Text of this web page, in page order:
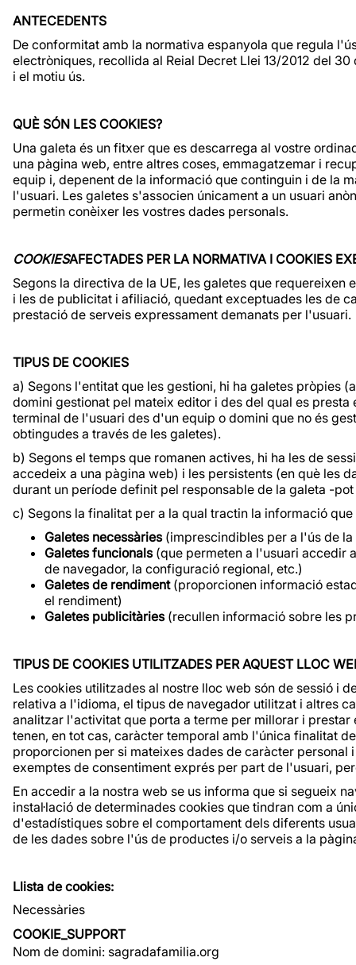
ANTECEDENTS
De conformitat amb la normativa espanyola que regula
electròniques, recollida al Reial Decret Llei 13/2012 del
i el motiu ús.
QUÈ SÓN LES COOKIES?
Una galeta és un fitxer que es descarrega al vostre
una pàgina web, entre altres coses, emmagatzemar i
equip i, depenent de la informació que continguin i de la
l'usuari. Les galetes s'associen únicament a un usuari
permetin conèixer les vostres dades personals.
COOKIESAFECTADES PER LA NORMATIVA I COOKIES
Segons la directiva de la UE, les galetes que
i les de publicitat i afiliació, quedant exceptuades les de
prestació de serveis expressament demanats per l'usuari.
TIPUS DE COOKIES
a) Segons l'entitat que les gestioni, hi ha galetes pròpies
domini gestionat pel mateix editor i des del qual es
terminal de l'usuari des d'un equip o domini que no és
obtingudes a través de les galetes).
b) Segons el temps que romanen actives, hi ha les de
accedeix a una pàgina web) i les persistents (en què les
durant un període definit pel responsable de la galeta -
c) Segons la finalitat per a la qual tractin la informació
Galetes necessàries (imprescindibles per a l'ús de
Galetes funcionals (que permeten a l'usuari accedir
de navegador, la configuració regional, etc.)
Galetes de rendiment (proporcionen informació
el rendiment)
Galetes publicitàries (recullen informació sobre les
TIPUS DE COOKIES UTILITZADES PER AQUEST LLOC
Les cookies utilitzades al nostre lloc web són de sessió i
relativa a l'idioma, el tipus de navegador utilitzat i altres
analitzar l'activitat que porta a terme per millorar i
tenen, en tot cas, caràcter temporal amb l'única finalitat
proporcionen per si mateixes dades de caràcter
exemptes de consentiment exprés per part de l'usuari,
En accedir a la nostra web se us informa que si segueix
instal·lació de determinades cookies que tindran com a
d'estadístiques sobre el comportament dels diferents
de les dades sobre l'ús de productes i/o serveis a la
Llista de cookies:
Necessàries
COOKIE_SUPPORT
Nom de domini: sagradafamilia.org